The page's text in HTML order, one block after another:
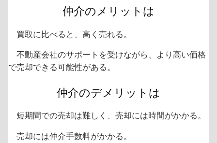
仲介のメリットは
買取に比べると、高く売れる。
不動産会社のサポートを受けながら、より高い価格
で売却できる可能性がある。
仲介のデメリットは
短期間での売却は難しく、売却には時間がかかる。
売却には仲介手数料がかかる。